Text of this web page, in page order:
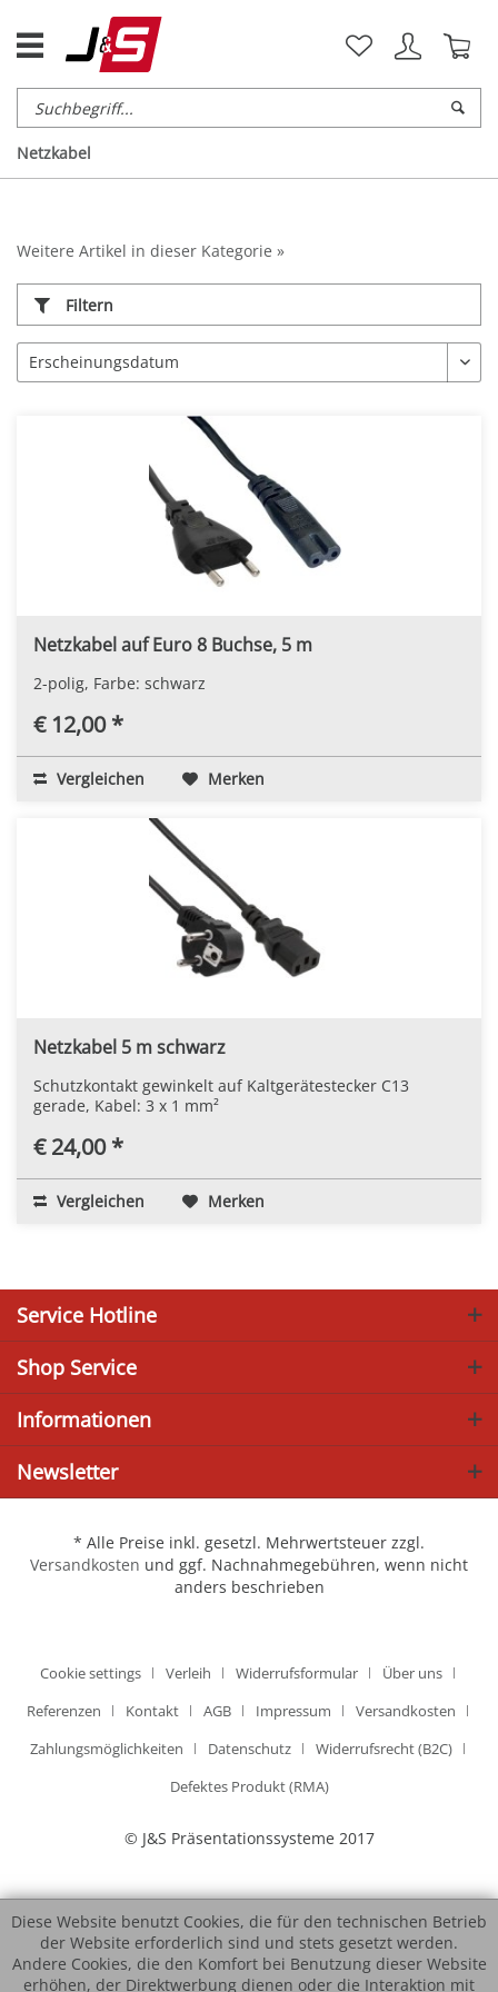
Netzkabel
Weitere Artikel in dieser Kategorie »
Filtern
Netzkabel auf Euro 8 Buchse, 5 m
2-polig, Farbe: schwarz
€ 12,00 *
Vergleichen Merken
Netzkabel 5 m schwarz
Schutzkontakt gewinkelt auf Kaltgerätestecker C13
gerade, Kabel: 3 x 1 mm²
€ 24,00 *
Vergleichen Merken
Service Hotline
Shop Service
Informationen
Newsletter
* Alle Preise inkl. gesetzl. Mehrwertsteuer zzgl.
Versandkosten und ggf. Nachnahmegebühren, wenn nicht
anders beschrieben
Cookie settings Verleih Widerrufsformular
Über uns
Referenzen
Kontakt AGB Impressum
Versandkosten
Zahlungsmöglichkeiten
Datenschutz
Widerrufsrecht (B2C)
Defektes Produkt (RMA)
© J&S Präsentationssysteme 2017
Diese Website benutzt Cookies, die für den technischen Betrieb
der Website erforderlich sind und stets gesetzt werden.
Andere Cookies, die den Komfort bei Benutzung dieser Website
erhöhen, der Direktwerbung dienen oder die Interaktion mit